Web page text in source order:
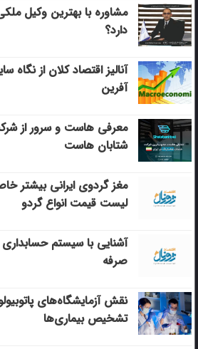
مشاوره با بهترین وکیل
دارد؟
آنالیز اقتصاد کلان از
آفرین
معرفی هاست و سرور از
شتابان هاست
مغز گردوی ایرانی بیشتر
لیست قیمت انواع گردو
آشنایی با سیستم حسابداری
صرفه
نقش آزمایشگاه‌های
تشخیص بیماری‌ها